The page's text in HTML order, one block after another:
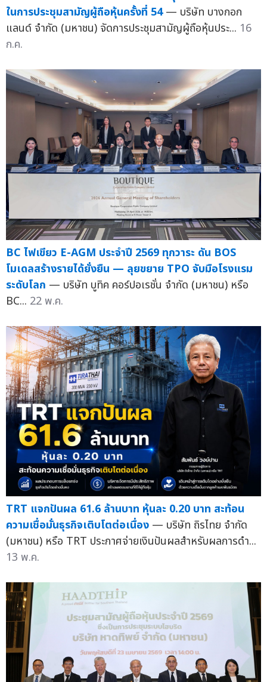
ในการประชุมสามัญผู้ถือหุ้นครั้งที่ 54 — บริษัท บางกอก
แลนด์ จำกัด (มหาชน) จัดการประชุมสามัญผู้ถือหุ้นประ... 16
ก.ค.
BC ไฟเขียว E-AGM ประจำปี 2569 ทุกวาระ ดัน BOS
โมเดลสร้างรายได้ยั่งยืน — ลุยขยาย TPO จับมือโรงแรม
ระดับโลก — บริษัท บูทิค คอร์ปอเรชั่น จำกัด (มหาชน) หรือ
BC... 22 พ.ค.
TRT แจกปันผล 61.6 ล้านบาท หุ้นละ 0.20 บาท สะท้อน
ความเชื่อมั่นธุรกิจเติบโตต่อเนื่อง — บริษัท ถิรไทย จำกัด
(มหาชน) หรือ TRT ประกาศจ่ายเงินปันผลสำหรับผลการดำ...
13 พ.ค.